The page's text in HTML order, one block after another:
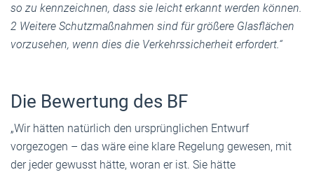
so zu kennzeichnen, dass sie leicht erkannt werden können.
2 Weitere Schutzmaßnahmen sind für größere Glasflächen
vorzusehen, wenn dies die Verkehrssicherheit erfordert.“
Die Bewertung des BF
„Wir hätten natürlich den ursprünglichen Entwurf
vorgezogen – das wäre eine klare Regelung gewesen, mit
der jeder gewusst hätte, woran er ist. Sie hätte